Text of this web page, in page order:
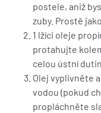
postele, aniž
zuby. Prostě
1 lžíci oleje
protahujte
celou ústní
Olej vyplivněte
vodou (pokud
propláchněte